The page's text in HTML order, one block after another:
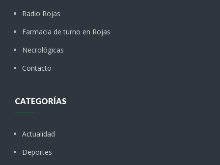
Radio Rojas
Farmacia de turno en Rojas
Necrológicas
Contacto
CATEGORÍAS
Actualidad
Deportes